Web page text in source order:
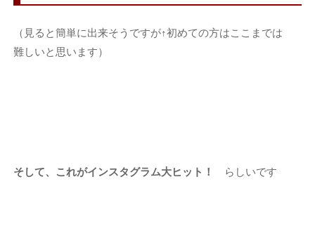
（見ると簡単に出来そうですが↑初めての方はここまでは
難しいと思います）
そして、これがインスタグラム大ヒット！ らしいです